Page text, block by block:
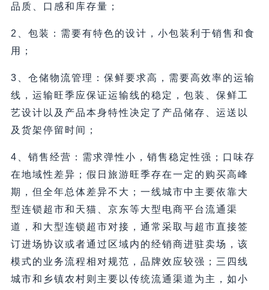
品质、口感和库存量；
2、包装：需要有特色的设计，小包装利于销售和食
用；
3、仓储物流管理：保鲜要求高，需要高效率的运输
线，运输旺季应保证运输线的稳定，包装、保鲜工
艺设计以及产品本身特性决定了产品储存、运送以
及货架停留时间；
4、销售经营：需求弹性小，销售稳定性强；口味存
在地域性差异；假日旅游旺季存在一定的购买高峰
期，但全年总体差异不大；一线城市中主要依靠大
型连锁超市和天猫、京东等大型电商平台流通渠
道，和大型连锁超市对接，通常采取与超市直接签
订进场协议或者通过区域内的经销商进驻卖场，该
模式的业务流程相对规范，品牌效应较强；三四线
城市和乡镇农村则主要以传统流通渠道为主，如小